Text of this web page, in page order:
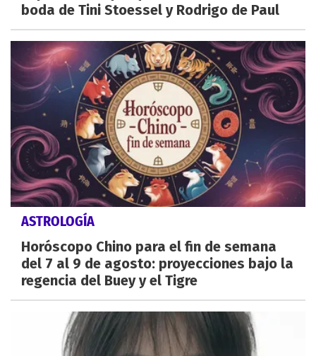
boda de Tini Stoessel y Rodrigo de Paul
ASTROLOGÍA
Horóscopo Chino para el fin de semana
del 7 al 9 de agosto: proyecciones bajo la
regencia del Buey y el Tigre